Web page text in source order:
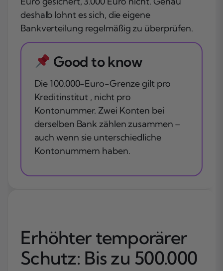
deshalb lohnt es sich, die eigene
Bankverteilung regelmäßig zu überprüfen.
Good to know
Die 100.000-Euro-Grenze gilt pro
Kreditinstitut , nicht pro
Kontonummer. Zwei Konten bei
derselben Bank zählen zusammen –
auch wenn sie unterschiedliche
Kontonummern haben.
Erhöhter temporärer
Schutz: Bis zu 500.000